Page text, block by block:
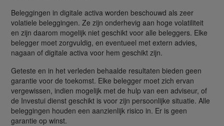
Beleggingen in digitale activa worden beschouwd als zeer
volatiele beleggingen. Ze zijn onderhevig aan hoge volatiliteit
en zijn daarom mogelijk niet geschikt voor alle beleggers. Elke
belegger moet zorgvuldig, en eventueel met extern advies,
nagaan of digitale activa voor hem geschikt zijn.
Geteste en in het verleden behaalde resultaten bieden geen
garantie voor de toekomst. Elke belegger moet zich ervan
vergewissen, indien mogelijk met de hulp van een adviseur, of
de Investui dienst geschikt is voor zijn persoonlijke situatie. Alle
beleggingen houden een aanzienlijk risico in. Er is geen
garantie op winst.